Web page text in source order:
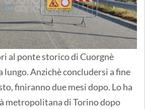
al ponte storico di Cuorgnè
lungo. Anzichè concludersi a fine
finiranno due mesi dopo. Lo ha
metropolitana di Torino dopo